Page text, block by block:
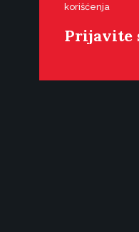
korišćenja